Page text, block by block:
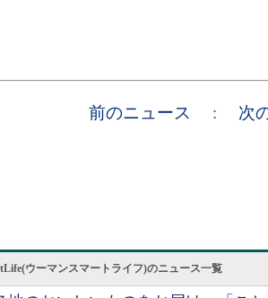
前のニュース : 次
ウーマンスマートライフ)のニュース一覧